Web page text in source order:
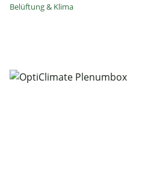
Belüftung & Klima